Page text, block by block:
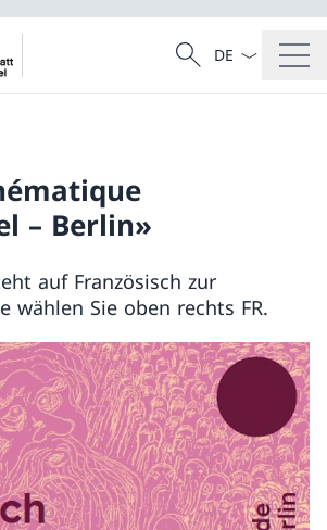
Suche
Suche
Sprach
– Berlin»
auf Französisch zur
wählen Sie oben rechts FR.